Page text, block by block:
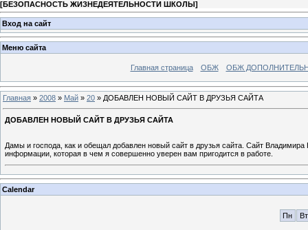
[БЕЗОПАСНОСТЬ ЖИЗНЕДЕЯТЕЛЬНОСТИ ШКОЛЫ]
Вход на сайт
Меню сайта
Главная страница ОБЖ ОБЖ
Главная » 2008 » Май » 20 » ДОБАВЛЕН НОВЫЙ САЙТ В ДРУЗЬЯ САЙТА
ДОБАВЛЕН НОВЫЙ САЙТ В ДРУЗЬЯ САЙТА
Дамы и господа, как и обещал добавлен новый сайт в друзья сайта. Сайт
информации, которая в чем я совершенно уверен вам пригодится в работе.
Calendar
Пн Вт